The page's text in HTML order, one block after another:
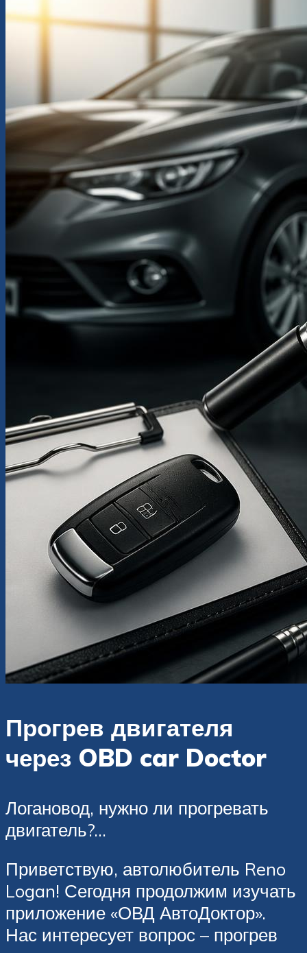
Прогрев двигателя
через OBD car Doctor
Логановод, нужно ли прогревать
двигатель?…
Приветствую, автолюбитель Reno
Logan! Сегодня продолжим изучать
приложение «ОВД АвтоДоктор».
Нас интересует вопрос – прогрев